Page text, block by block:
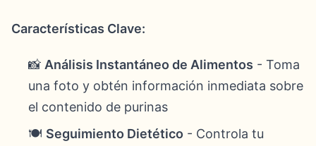
Características Clave:
📸 Análisis Instantáneo de Alimentos - Toma
una foto y obtén información inmediata sobre
el contenido de purinas
🍽️ Seguimiento Dietético - Controla tu